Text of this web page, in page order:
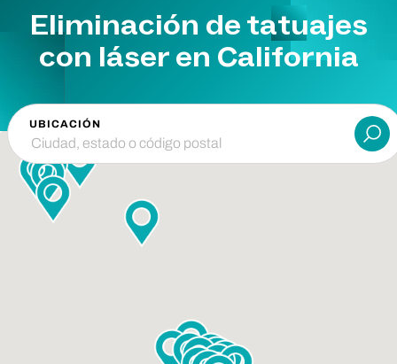
Eliminación de tatuajes
con láser en California
UBICACIÓN